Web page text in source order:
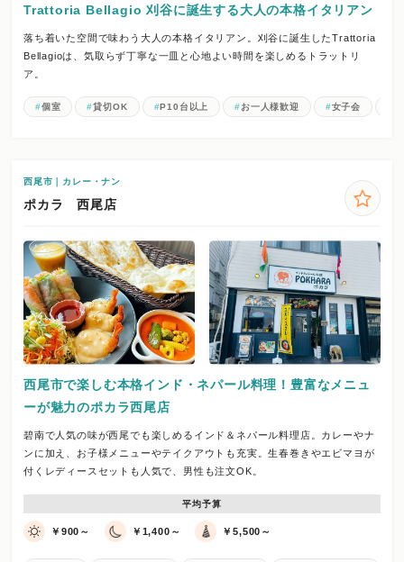
Trattoria Bellagio 刈谷に誕生する大人の本格イタリアン
落ち着いた空間で味わう大人の本格イタリアン。刈谷に誕生したTrattoria
Bellagioは、気取らず丁寧な一皿と心地よい時間を楽しめるトラットリ
ア。
個室 貸切OK P10台以上 お一人様歓迎 女子会
西尾市｜カレー・ナン
ポカラ 西尾店
西尾市で楽しむ本格インド・ネパール料理！豊富なメニュ
ーが魅力のポカラ西尾店
碧南で人気の味が西尾でも楽しめるインド＆ネパール料理店。カレーやナ
ンに加え、お子様メニューやテイクアウトも充実。生春巻きやエビマヨが
付くレディースセットも人気で、男性も注文OK。
平均予算
￥900～ ￥1,400～ ￥5,500～